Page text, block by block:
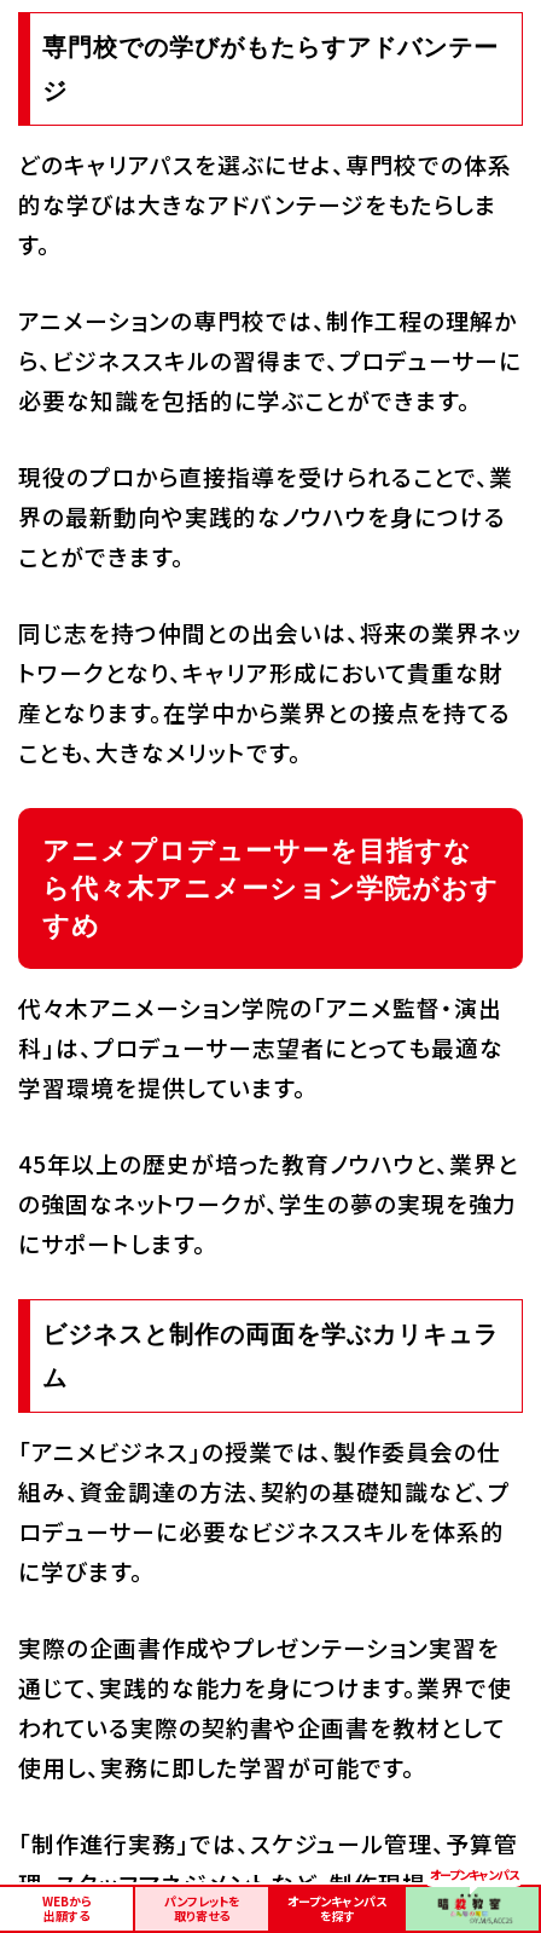
専門校での学びがもたらすアドバンテー
ジ
どのキャリアパスを選ぶにせよ、専門校での体系
的な学びは大きなアドバンテージをもたらしま
す。
アニメーションの専門校では、制作工程の理解か
ら、ビジネススキルの習得まで、プロデューサーに
必要な知識を包括的に学ぶことができます。
現役のプロから直接指導を受けられることで、業
界の最新動向や実践的なノウハウを身につける
ことができます。
同じ志を持つ仲間との出会いは、将来の業界ネッ
トワークとなり、キャリア形成において貴重な財
産となります。在学中から業界との接点を持てる
ことも、大きなメリットです。
アニメプロデューサーを目指すな
ら代々木アニメーション学院がおす
すめ
代々木アニメーション学院の「アニメ監督・演出
科」は、プロデューサー志望者にとっても最適な
学習環境を提供しています。
45年以上の歴史が培った教育ノウハウと、業界と
の強固なネットワークが、学生の夢の実現を強力
にサポートします。
ビジネスと制作の両面を学ぶカリキュラ
ム
「アニメビジネス」の授業では、製作委員会の仕
組み、資金調達の方法、契約の基礎知識など、プ
ロデューサーに必要なビジネススキルを体系的
に学びます。
実際の企画書作成やプレゼンテーション実習を
通じて、実践的な能力を身につけます。業界で使
われている実際の契約書や企画書を教材として
使用し、実務に即した学習が可能です。
「制作進行実務」では、スケジュール管理、予算管
理、スタッフマネジメントなど、制作現場で必要な
実務スキルを習得します。
WEBから
出願する
パンフレットを
取り寄せる
オープンキャンパス
を探す